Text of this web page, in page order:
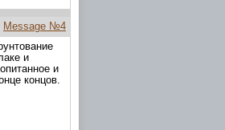
Message №4
и
и
концов.